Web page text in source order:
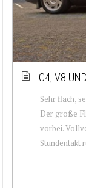
C4, V8
Sehr flach,
Der große
vorbei.
Stundentakt